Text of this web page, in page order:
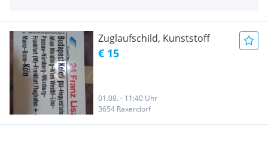
Zuglaufschild, Kunststoff
€ 15
01.08. - 11:40 Uhr
3654 Raxendorf